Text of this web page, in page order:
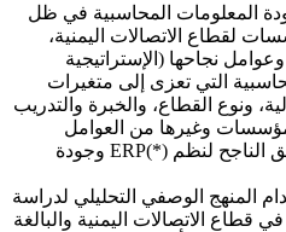
المعلومات المحاسبية في ظل
لقطاع الاتصالات اليمنية،
نجاحها (الإستراتيجية
التي تعزى إلى متغيرات
ونوع القطاع، والخبرة والتدريب
وغيرها من العوامل
الدخيلة، وبيان العلاقة بين التطبيق الناجح لنظم (*)ERP وجودة
المنهج الوصفي التحليلي لدراسة
قطاع الاتصالات اليمنية والبالغة